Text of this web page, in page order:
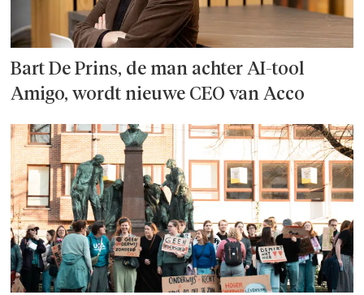
Bart De Prins, de man achter AI-tool
Amigo, wordt nieuwe CEO van Acco